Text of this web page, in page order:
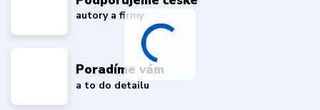
autory a firmy
Poradíme vám
a to do detailu